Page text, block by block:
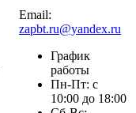
Email:
zapbt.ru@yandex.ru
График
работы
Пн-Пт: с
10:00 до 18:00